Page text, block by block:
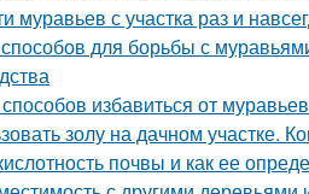
муравьев с участка раз и
для борьбы с
избавиться от
золу на дачном участке.
почвы и как ее